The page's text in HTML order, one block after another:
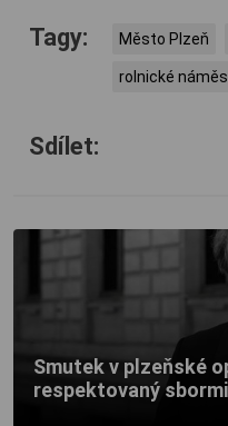
Tagy: Město Plzeň
rolnické
Sdílet:
Smutek v plzeňské
respektovaný